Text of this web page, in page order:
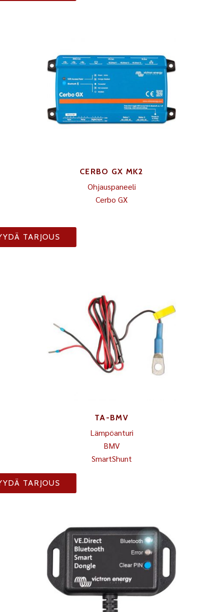
CERBO GX MK2
Ohjauspaneeli
Cerbo GX
TARJOUS
TA-BMV
Lämpöanturi
BMV
SmartShunt
TARJOUS